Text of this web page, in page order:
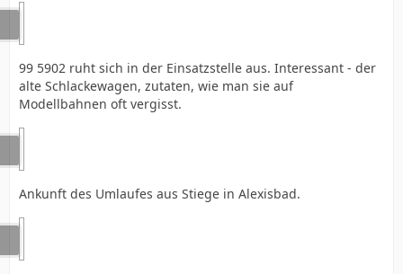
99 5902 ruht sich in der Einsatzstelle aus. Interessant - der
alte Schlackewagen, zutaten, wie man sie auf
Modellbahnen oft vergisst.
Ankunft des Umlaufes aus Stiege in Alexisbad.